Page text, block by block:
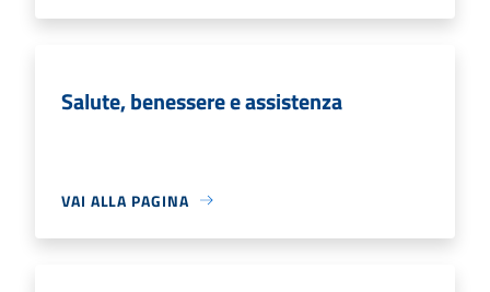
Salute, benessere e assistenza
VAI ALLA PAGINA